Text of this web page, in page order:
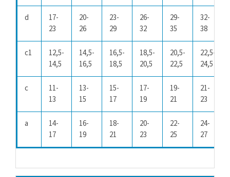
d
17-
23
20-
26
23-
29
26-
32
29-
35
32-
38
c1
12,5-
14,5
14,5-
16,5
16,5-
18,5
18,5-
20,5
20,5-
22,5
22,5-
24,5
c
11-
13
13-
15
15-
17
17-
19
19-
21
21-
23
a
14-
17
16-
19
18-
21
20-
23
22-
25
24-
27